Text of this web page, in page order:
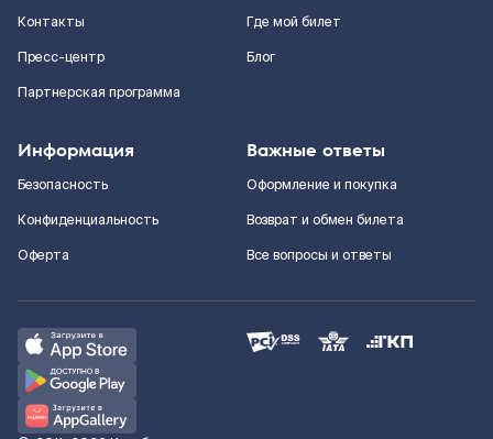
Контакты
Пресс-центр
Партнерская программа
Где мой билет
Блог
Информация
Безопасность
Конфиденциальность
Оферта
Важные ответы
Оформление и покупка
Возврат и обмен билета
Все вопросы и ответы